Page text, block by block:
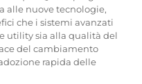
alle nuove tecnologie,
che i sistemi avanzati
utility sia alla qualità del
del cambiamento
rapida delle